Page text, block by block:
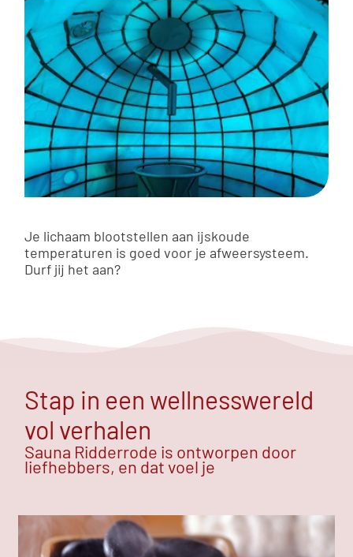
Je lichaam blootstellen aan ijskoude
temperaturen is goed voor je afweersysteem.
Durf jij het aan?
Stap in een wellnesswereld
vol verhalen
Sauna Ridderrode is ontworpen door
liefhebbers, en dat voel je